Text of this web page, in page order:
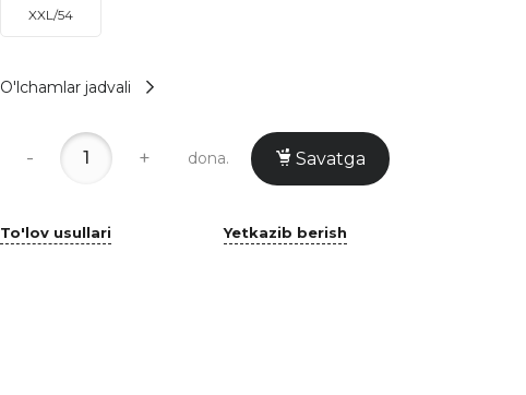
XXL/54
O'lchamlar jadvali
- + dona. Savatga
To'lov usullari Yetkazib berish